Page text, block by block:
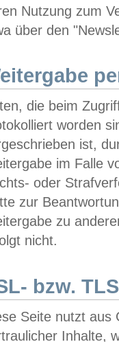
Nutzung zum
über den
die beim
worden
ist,
im Falle
oder
zur
zu
nicht.
bzw.
Seite nutzt aus
Inhalte,